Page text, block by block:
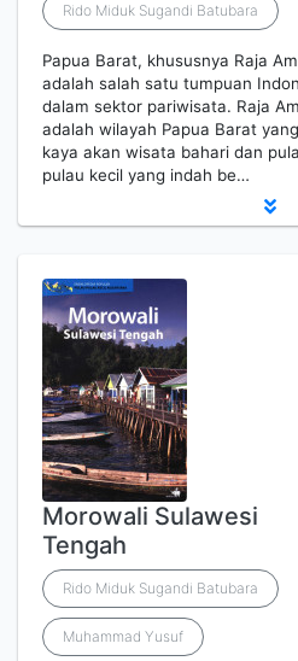
Rido Miduk Sugandi Batubara
Papua Barat, khususnya Raja
adalah salah satu tumpuan
dalam sektor pariwisata. Raja
adalah wilayah Papua Barat yang
kaya akan wisata bahari dan
pulau kecil yang indah be…
Morowali Sulawesi
Tengah
Rido Miduk Sugandi Batubara
Muhammad Yusuf